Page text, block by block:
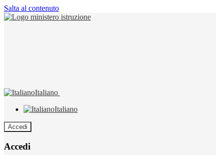
Salta al contenuto
Italiano
Italiano
Accedi
Accedi